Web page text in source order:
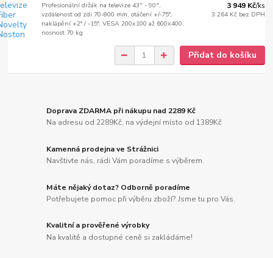
Profesionální držák na televize 43" - 90",
vzdálenost od zdi 70-800 mm, otáčení +/-75°,
naklápění +2° / -15°, VESA 200x100 až 600x400,
nosnost 70 kg
3 949 Kč/ks
3 264 Kč bez DPH
Přidat do košíku
Doprava ZDARMA při nákupu nad 2289 Kč
Na adresu od 2289Kč, na výdejní místo od 1389Kč
Kamenná prodejna ve Strážnici
Navštivte nás, rádi Vám poradíme s výběrem.
Máte nějaký dotaz? Odborně poradíme
Potřebujete pomoc při výběru zboží? Jsme tu pro Vás.
Kvalitní a prověřené výrobky
Na kvalitě a dostupné ceně si zakládáme!